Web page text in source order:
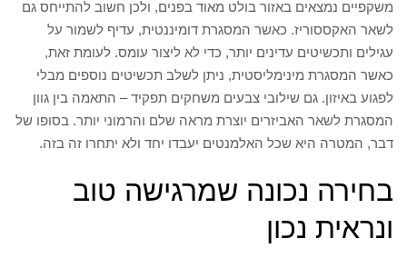
משקפיים נמצאים באזור בולט מאוד בפנים, ולכן חשוב להתייחס גם
לשאר האקססוריז. כאשר המסגרת דומיננטית, עדיף לשמור על
עגילים ותכשיטים עדינים יותר, כדי לא ליצור עומס. לעומת זאת,
כאשר המסגרת מינימליסטית, ניתן לשלב תכשיטים נוספים מבלי
לפגוע באיזון. גם שילובי צבעים משחקים תפקיד – התאמה בין גוון
המסגרת לשאר האביזרים יוצרת מראה שלם והרמוני יותר. בסופו של
דבר, המטרה היא שכל האלמנטים יעבדו יחד ולא יתחרו זה בזה.
בחירה נכונה שמרגישה טוב
ונראית נכון